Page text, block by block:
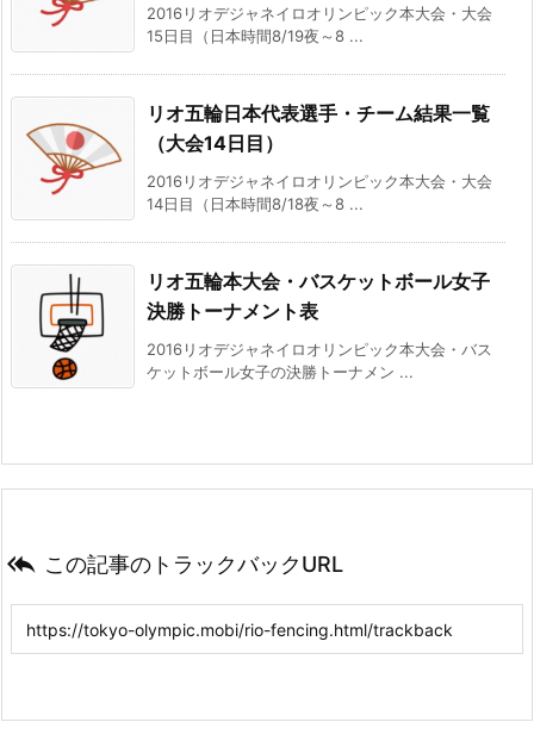
2016リオデジャネイロオリンピック本大会・大会
15日目（日本時間8/19夜～8 ...
リオ五輪日本代表選手・チーム結果一覧
（大会14日目）
2016リオデジャネイロオリンピック本大会・大会
14日目（日本時間8/18夜～8 ...
リオ五輪本大会・バスケットボール女子
決勝トーナメント表
2016リオデジャネイロオリンピック本大会・バス
ケットボール女子の決勝トーナメン ...
 この記事のトラックバックURL